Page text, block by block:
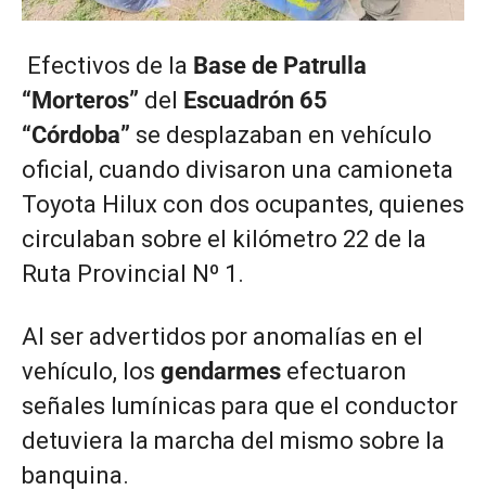
Efectivos de la Base de Patrulla
“Morteros” del Escuadrón 65
“Córdoba” se desplazaban en vehículo
oficial, cuando divisaron una camioneta
Toyota Hilux con dos ocupantes, quienes
circulaban sobre el kilómetro 22 de la
Ruta Provincial Nº 1.
Al ser advertidos por anomalías en el
vehículo, los gendarmes efectuaron
señales lumínicas para que el conductor
detuviera la marcha del mismo sobre la
banquina.